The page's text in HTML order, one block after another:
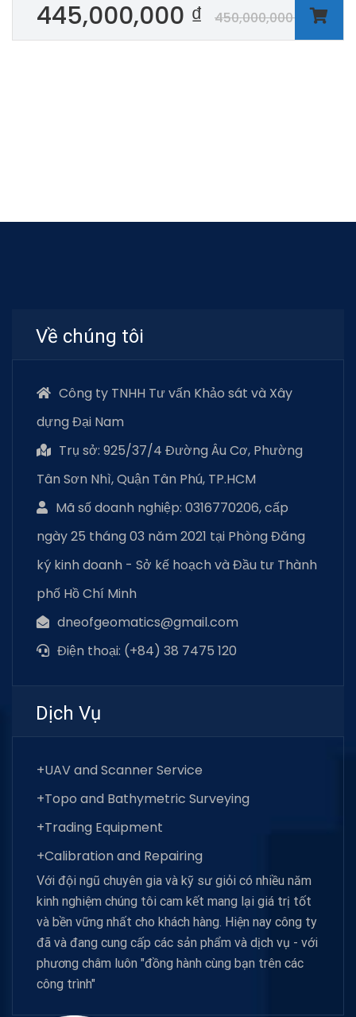
450,000,000
445,000,000 ₫
Về chúng tôi
Công ty TNHH Tư vấn Khảo sát và Xây
dựng Đại Nam
Trụ sở: 925/37/4 Đường Âu Cơ, Phường
Tân Sơn Nhì, Quận Tân Phú, TP.HCM
Mã số doanh nghiệp: 0316770206, cấp
ngày 25 tháng 03 năm 2021 tại Phòng Đăng
ký kinh doanh - Sở kế hoạch và Đầu tư Thành
phố Hồ Chí Minh
dneofgeomatics@gmail.com
Điện thoại: (+84) 38 7475 120
Dịch Vụ
+UAV and Scanner Service
+Topo and Bathymetric Surveying
+Trading Equipment
+Calibration and Repairing
Với đội ngũ chuyên gia và kỹ sư giỏi có nhiều năm
kinh nghiệm chúng tôi cam kết mang lại giá trị tốt
và bền vững nhất cho khách hàng. Hiện nay công ty
đã và đang cung cấp các sản phẩm và dịch vụ - với
phương châm luôn "đồng hành cùng bạn trên các
công trình"